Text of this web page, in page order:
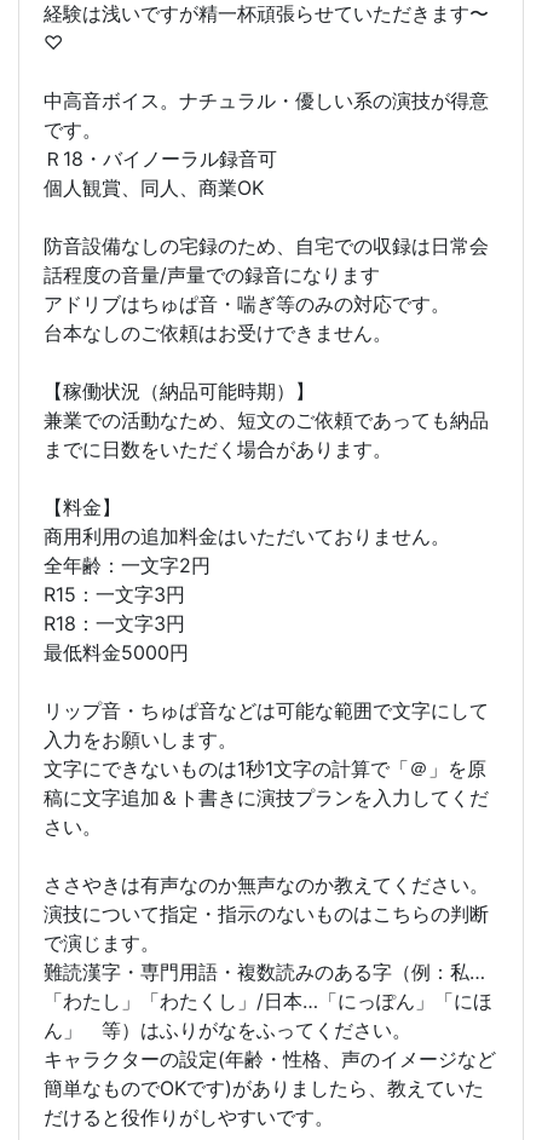
経験は浅いですが精一杯頑張らせていただきます〜
♡
中高音ボイス。ナチュラル・優しい系の演技が得意
です。
Ｒ18・バイノーラル録音可
個人観賞、同人、商業OK
防音設備なしの宅録のため、自宅での収録は日常会
話程度の音量/声量での録音になります
アドリブはちゅぱ音・喘ぎ等のみの対応です。
台本なしのご依頼はお受けできません。
【稼働状況（納品可能時期）】
兼業での活動なため、短文のご依頼であっても納品
までに日数をいただく場合があります。
【料金】
商用利用の追加料金はいただいておりません。
全年齢：一文字2円
R15：一文字3円
R18：一文字3円
最低料金5000円
リップ音・ちゅぱ音などは可能な範囲で文字にして
入力をお願いします。
文字にできないものは1秒1文字の計算で「＠」を原
稿に文字追加＆ト書きに演技プランを入力してくだ
さい。
ささやきは有声なのか無声なのか教えてください。
演技について指定・指示のないものはこちらの判断
で演じます。
難読漢字・専門用語・複数読みのある字（例：私…
「わたし」「わたくし」/日本…「にっぽん」「にほ
ん」 等）はふりがなをふってください。
キャラクターの設定(年齢・性格、声のイメージなど
簡単なものでOKです)がありましたら、教えていた
だけると役作りがしやすいです。